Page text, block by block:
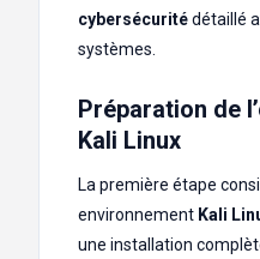
cybersécuritédétaillé
systèmes.
Préparation de
Kali Linux
La première étape
environnement Kali
une installation